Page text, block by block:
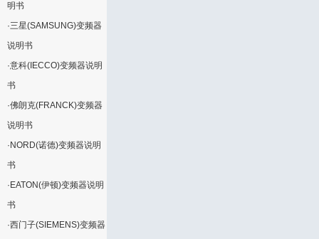
明书
·三星(SAMSUNG)变频器
说明书
·意科(IECCO)变频器说明
书
·佛朗克(FRANCK)变频器
说明书
· NORD(诺德)变频器说明
书
· EATON(伊顿)变频器说明
书
·西门子(SIEMENS)变频器